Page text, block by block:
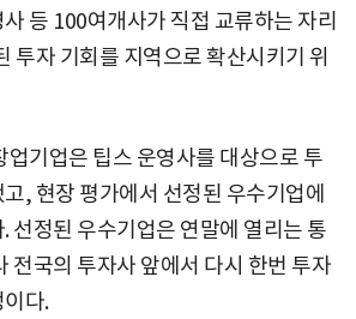
등 100여개사가 직접 교류하는 자리
투자 기회를 지역으로 확산시키기 위
업기업은 팁스 운영사를 대상으로 투
, 현장 평가에서 선정된 우수기업에
선정된 우수기업은 연말에 열리는 통
전국의 투자사 앞에서 다시 한번 투자
다.